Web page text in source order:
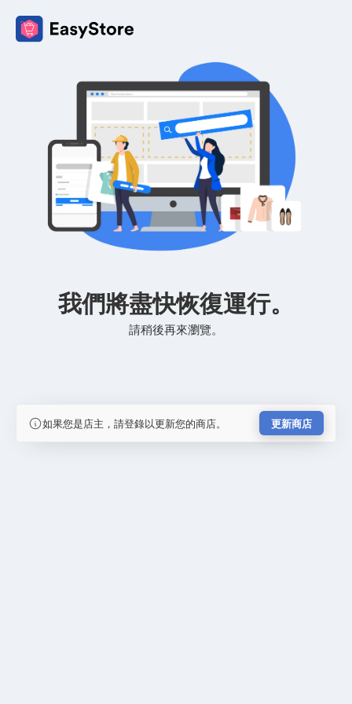
我們將盡快恢復運行。
請稍後再來瀏覽。
如果您是店主，請登錄以更新您的商店。 更新商店